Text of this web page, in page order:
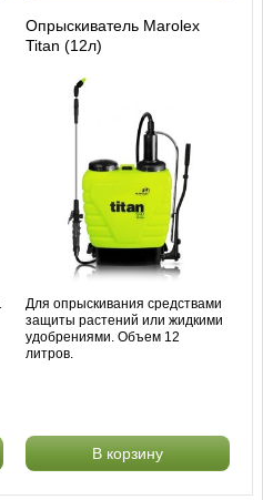
Опрыскиватель Marolex
Titan (12л)
Для опрыскивания средствами
защиты растений или жидкими
удобрениями. Объем 12
литров.
В корзину